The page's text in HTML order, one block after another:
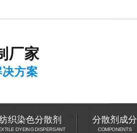
厂家
方案
织染色分散剂
DYEING DISPERSANT
分散剂成分
COMPONENTS